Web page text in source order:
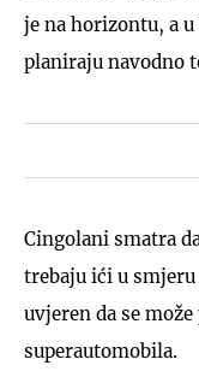
je na horizontu, a
planiraju navodno
Cingolani smatra
trebaju ići u
uvjeren da se
superautomobila.